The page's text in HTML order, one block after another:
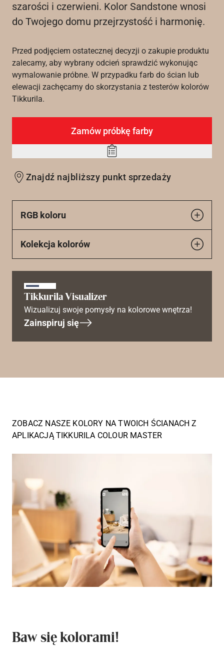
szarości i czerwieni. Kolor Sandstone wnosi
do Twojego domu przejrzystość i harmonię.
Przed podjęciem ostatecznej decyzji o zakupie produktu
zalecamy, aby wybrany odcień sprawdzić wykonując
wymalowanie próbne. W przypadku farb do ścian lub
elewacji zachęcamy do skorzystania z testerów kolorów
Tikkurila.
Zamów próbkę farby
Add
wishlist
Znajdź najbliższy punkt sprzedaży
RGB koloru
Kolekcja kolorów
Tikkurila Visualizer
Wizualizuj swoje pomysły na kolorowe wnętrza!
Zainspiruj się
ZOBACZ NASZE KOLORY NA TWOICH ŚCIANACH Z
APLIKACJĄ TIKKURILA COLOUR MASTER
Baw się kolorami!